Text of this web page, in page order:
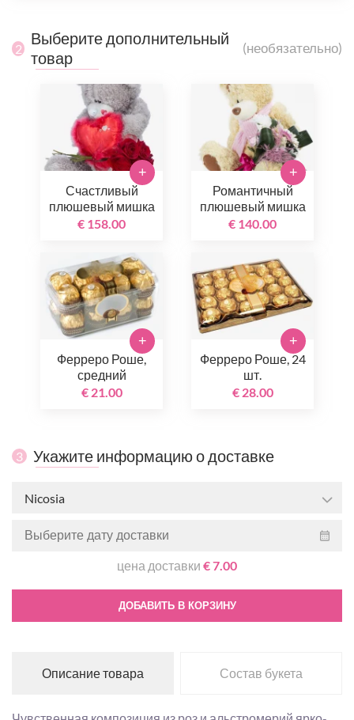
2
Выберите дополнительный
товар
(необязательно)
Счастливый
плюшевый мишка
€ 158.00
+
Романтичный
плюшевый мишка
€ 140.00
+
Ферреро Роше,
средний
€ 21.00
+
Ферреро Роше, 24
шт.
€ 28.00
+
3 Укажите информацию о доставке
Nicosia
цена доставки € 7.00
ДОБАВИТЬ В КОРЗИНУ
Описание товара Состав букета